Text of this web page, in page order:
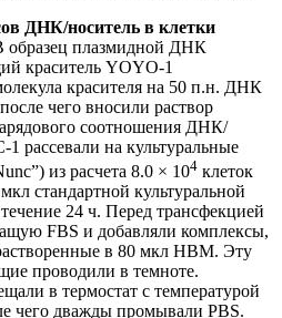
ДНК/носитель в клетки
образец плазмидной ДНК
краситель YOYO-1
красителя на 50 п.н. ДНК
чего вносили раствор
соотношения ДНК/
рассевали на культуральные
из расчета 8.0 × 104 клеток
стандартной культуральной
24 ч. Перед трансфекцией
FBS и добавляли комплексы,
в 80 мкл HBM. Эту
проводили в темноте.
в термостат с температурой
чего дважды промывали PBS.